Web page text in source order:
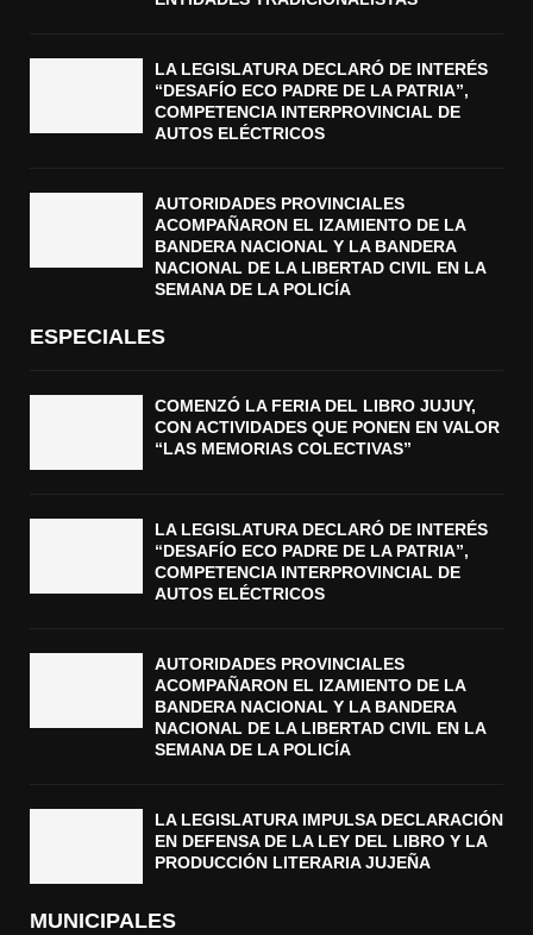
LA LEGISLATURA DECLARÓ DE INTERÉS
“DESAFÍO ECO PADRE DE LA PATRIA”,
COMPETENCIA INTERPROVINCIAL DE
AUTOS ELÉCTRICOS
AUTORIDADES PROVINCIALES
ACOMPAÑARON EL IZAMIENTO DE LA
BANDERA NACIONAL Y LA BANDERA
NACIONAL DE LA LIBERTAD CIVIL EN LA
SEMANA DE LA POLICÍA
ESPECIALES
COMENZÓ LA FERIA DEL LIBRO JUJUY,
CON ACTIVIDADES QUE PONEN EN VALOR
“LAS MEMORIAS COLECTIVAS”
LA LEGISLATURA DECLARÓ DE INTERÉS
“DESAFÍO ECO PADRE DE LA PATRIA”,
COMPETENCIA INTERPROVINCIAL DE
AUTOS ELÉCTRICOS
AUTORIDADES PROVINCIALES
ACOMPAÑARON EL IZAMIENTO DE LA
BANDERA NACIONAL Y LA BANDERA
NACIONAL DE LA LIBERTAD CIVIL EN LA
SEMANA DE LA POLICÍA
LA LEGISLATURA IMPULSA DECLARACIÓN
EN DEFENSA DE LA LEY DEL LIBRO Y LA
PRODUCCIÓN LITERARIA JUJEÑA
MUNICIPALES